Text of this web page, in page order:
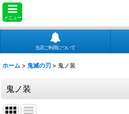
メニュー
当店ご利用について
ホーム > 鬼滅の刃 > 鬼ノ装
鬼ノ装